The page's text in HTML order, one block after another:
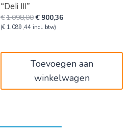
“Deli III”
€1.098,00Oorspronkelijke
prijs
€ 900,36Huidige
(€ 1.089,44 incl. btw)
Toevoegen aan
winkelwagen